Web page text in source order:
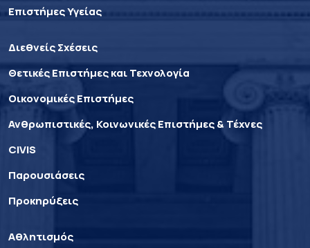
Επιστήμες Υγείας
Διεθνείς Σχέσεις
Θετικές Επιστήμες και Τεχνολογία
Οικονομικές Επιστήμες
Ανθρωπιστικές, Κοινωνικές Επιστήμες & Τέχνες
CIVIS
Παρουσιάσεις
Προκηρύξεις
Αθλητισμός